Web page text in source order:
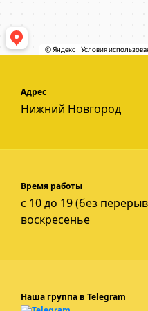
Адрес
Нижний Новгород
Время работы
с 10 до 19 (без
воскресенье
Наша группа в Telegram